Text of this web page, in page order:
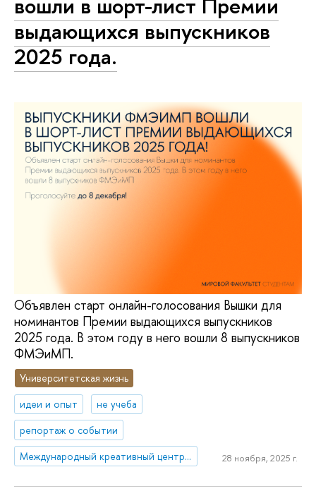
выдающихся выпускников
2025 года.
Объявлен старт онлайн-голосования Вышки для
номинантов Премии выдающихся выпускников
2025 года. В этом году в него вошли 8 выпускников
ФМЭиМП.
Университетская жизнь
идеи и опыт
не учеба
репортаж о событии
Международный креативный центр «Абитуриент. Студент. Выпускник»
28 ноября, 2025 г.